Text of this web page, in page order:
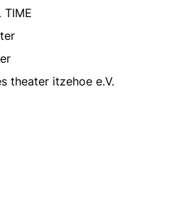
TIME
theater itzehoe e.V.